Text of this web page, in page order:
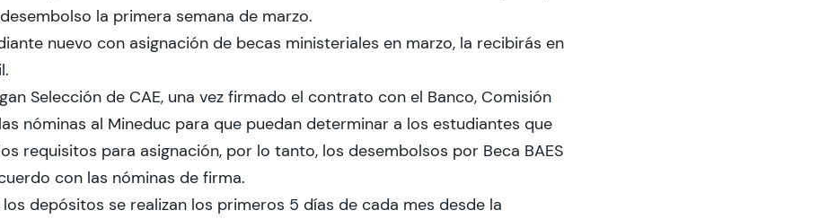
la primera semana de marzo.
nuevo con asignación de becas ministeriales en marzo, la recibirás en
Selección de CAE, una vez firmado el contrato con el Banco, Comisión
nóminas al Mineduc para que puedan determinar a los estudiantes que
requisitos para asignación, por lo tanto, los desembolsos por Beca BAES
con las nóminas de firma.
los depósitos se realizan los primeros 5 días de cada mes desde la